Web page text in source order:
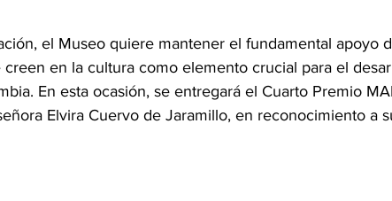
el Museo quiere mantener el fundamental apoyo
en la cultura como elemento crucial para el
En esta ocasión, se entregará el Cuarto Premio
Elvira Cuervo de Jaramillo, en reconocimiento a